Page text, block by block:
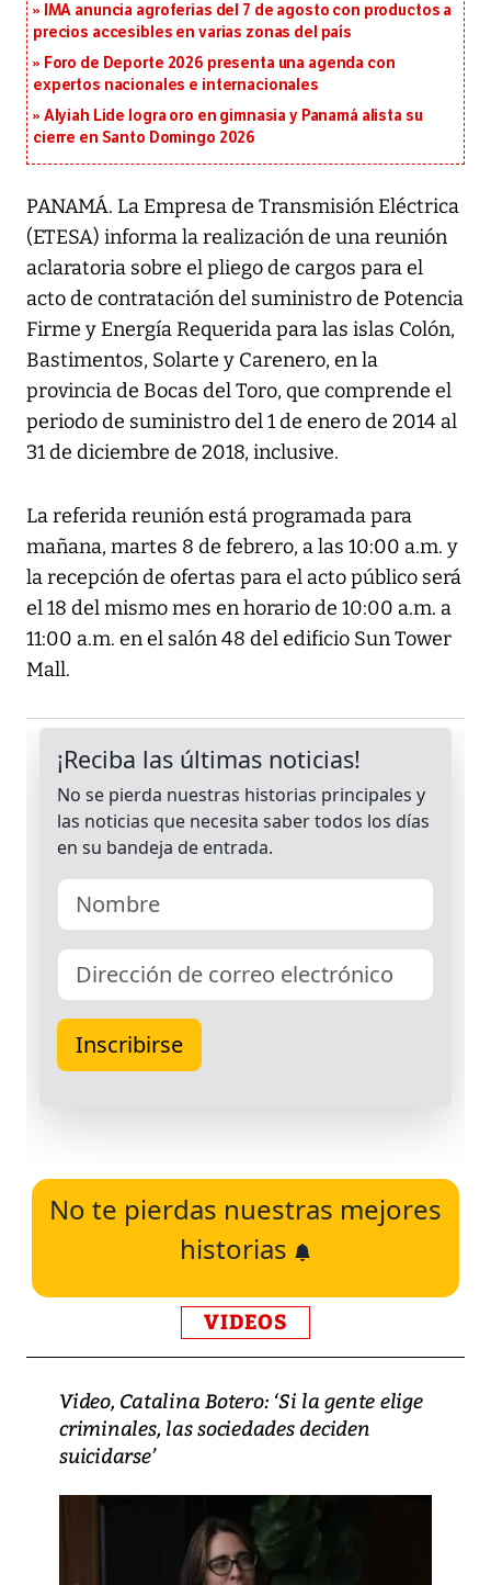
IMA anuncia agroferias del 7 de agosto con productos a
precios accesibles en varias zonas del país
Foro de Deporte 2026 presenta una agenda con
expertos nacionales e internacionales
Alyiah Lide logra oro en gimnasia y Panamá alista su
cierre en Santo Domingo 2026
PANAMÁ. La Empresa de Transmisión Eléctrica
(ETESA) informa la realización de una reunión
aclaratoria sobre el pliego de cargos para el
acto de contratación del suministro de Potencia
Firme y Energía Requerida para las islas Colón,
Bastimentos, Solarte y Carenero, en la
provincia de Bocas del Toro, que comprende el
periodo de suministro del 1 de enero de 2014 al
31 de diciembre de 2018, inclusive.
La referida reunión está programada para
mañana, martes 8 de febrero, a las 10:00 a.m. y
la recepción de ofertas para el acto público será
el 18 del mismo mes en horario de 10:00 a.m. a
11:00 a.m. en el salón 48 del edificio Sun Tower
Mall.
No te pierdas nuestras mejores
historias
VIDEOS
Video, Catalina Botero: ‘Si la gente elige
criminales, las sociedades deciden
suicidarse’